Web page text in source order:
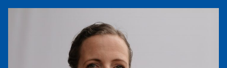
article
"Tone
Julseth
Ydstebø"